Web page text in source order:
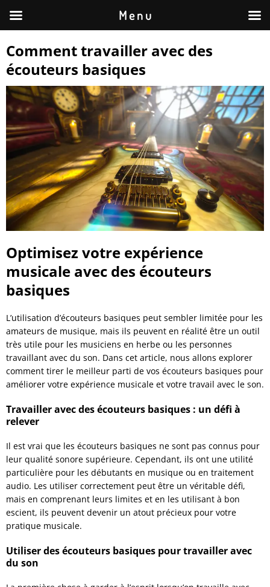
Comment travailler avec des
écouteurs basiques
Optimisez votre expérience
musicale avec des écouteurs
basiques
L’utilisation d’écouteurs basiques peut sembler limitée pour les
amateurs de musique, mais ils peuvent en réalité être un outil
très utile pour les musiciens en herbe ou les personnes
travaillant avec du son. Dans cet article, nous allons explorer
comment tirer le meilleur parti de vos écouteurs basiques pour
améliorer votre expérience musicale et votre travail avec le son.
Travailler avec des écouteurs basiques : un défi à
relever
Il est vrai que les écouteurs basiques ne sont pas connus pour
leur qualité sonore supérieure. Cependant, ils ont une utilité
particulière pour les débutants en musique ou en traitement
audio. Les utiliser correctement peut être un véritable défi,
mais en comprenant leurs limites et en les utilisant à bon
escient, ils peuvent devenir un atout précieux pour votre
pratique musicale.
Utiliser des écouteurs basiques pour travailler avec
du son
M e n u